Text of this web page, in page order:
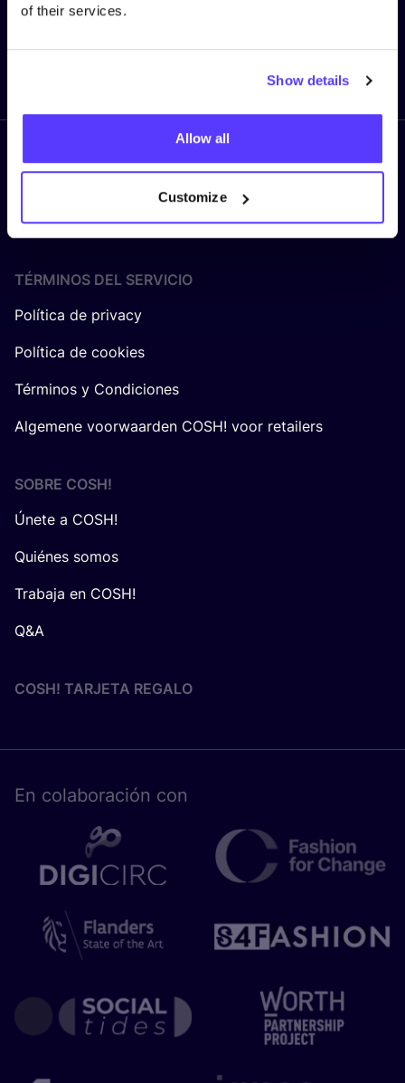
of their services.
Show details
Allow all
Customize
Síguenos
TÉRMINOS DEL SERVICIO
Política de privacy
Política de cookies
Términos y Condiciones
Algemene voorwaarden COSH! voor retailers
SOBRE COSH!
Únete a COSH!
Quiénes somos
Trabaja en COSH!
Q&A
COSH! TARJETA REGALO
En cola­bo­ra­ción con